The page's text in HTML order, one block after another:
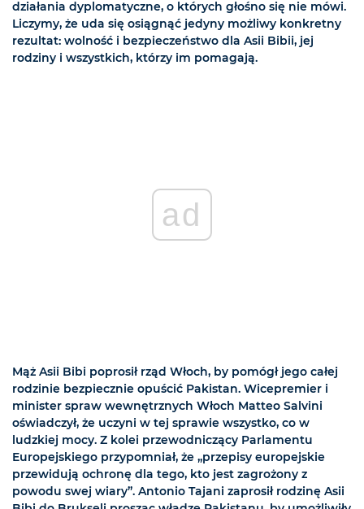
działania dyplomatyczne, o których głośno się nie mówi.
Liczymy, że uda się osiągnąć jedyny możliwy konkretny
rezultat: wolność i bezpieczeństwo dla Asii Bibii, jej
rodziny i wszystkich, którzy im pomagają.
ad
Mąż Asii Bibi poprosił rząd Włoch, by pomógł jego całej
rodzinie bezpiecznie opuścić Pakistan. Wicepremier i
minister spraw wewnętrznych Włoch Matteo Salvini
oświadczył, że uczyni w tej sprawie wszystko, co w
ludzkiej mocy. Z kolei przewodniczący Parlamentu
Europejskiego przypomniał, że „przepisy europejskie
przewidują ochronę dla tego, kto jest zagrożony z
powodu swej wiary”. Antonio Tajani zaprosił rodzinę Asii